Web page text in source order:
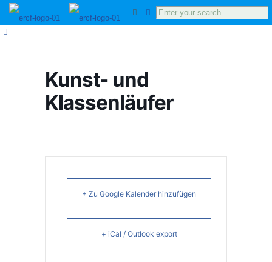
Kunst- und
Klassenläufer
+ Zu Google Kalender hinzufügen
+ iCal / Outlook export